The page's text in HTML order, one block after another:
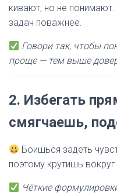
кивают, но не
задач поважнее.
Говори так, чтобы
проще — тем выше
2. Избегать
смягчаешь,
Боишься задеть
поэтому крутишь
Чёткие